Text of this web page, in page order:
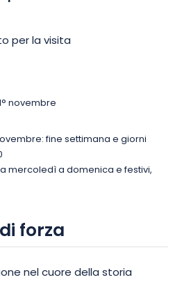
per la visita
novembre
fine settimana e giorni
mercoledì a domenica e festivi,
forza
nel cuore della storia